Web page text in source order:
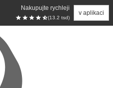
Nakupujte rychleji
(13.2 tsd)
v aplikaci